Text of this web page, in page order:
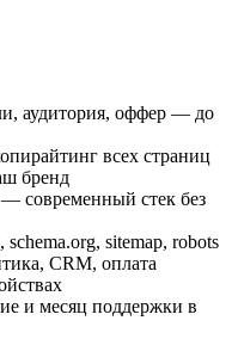
аудитория, оффер — до
всех страниц
бренд
современный стек без
sitemap, robots
CRM, оплата
и месяц поддержки в